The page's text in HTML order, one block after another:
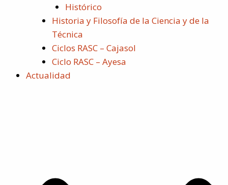
Histórico
Historia y Filosofía de la Ciencia y de la
Técnica
Ciclos RASC – Cajasol
Ciclo RASC – Ayesa
Actualidad